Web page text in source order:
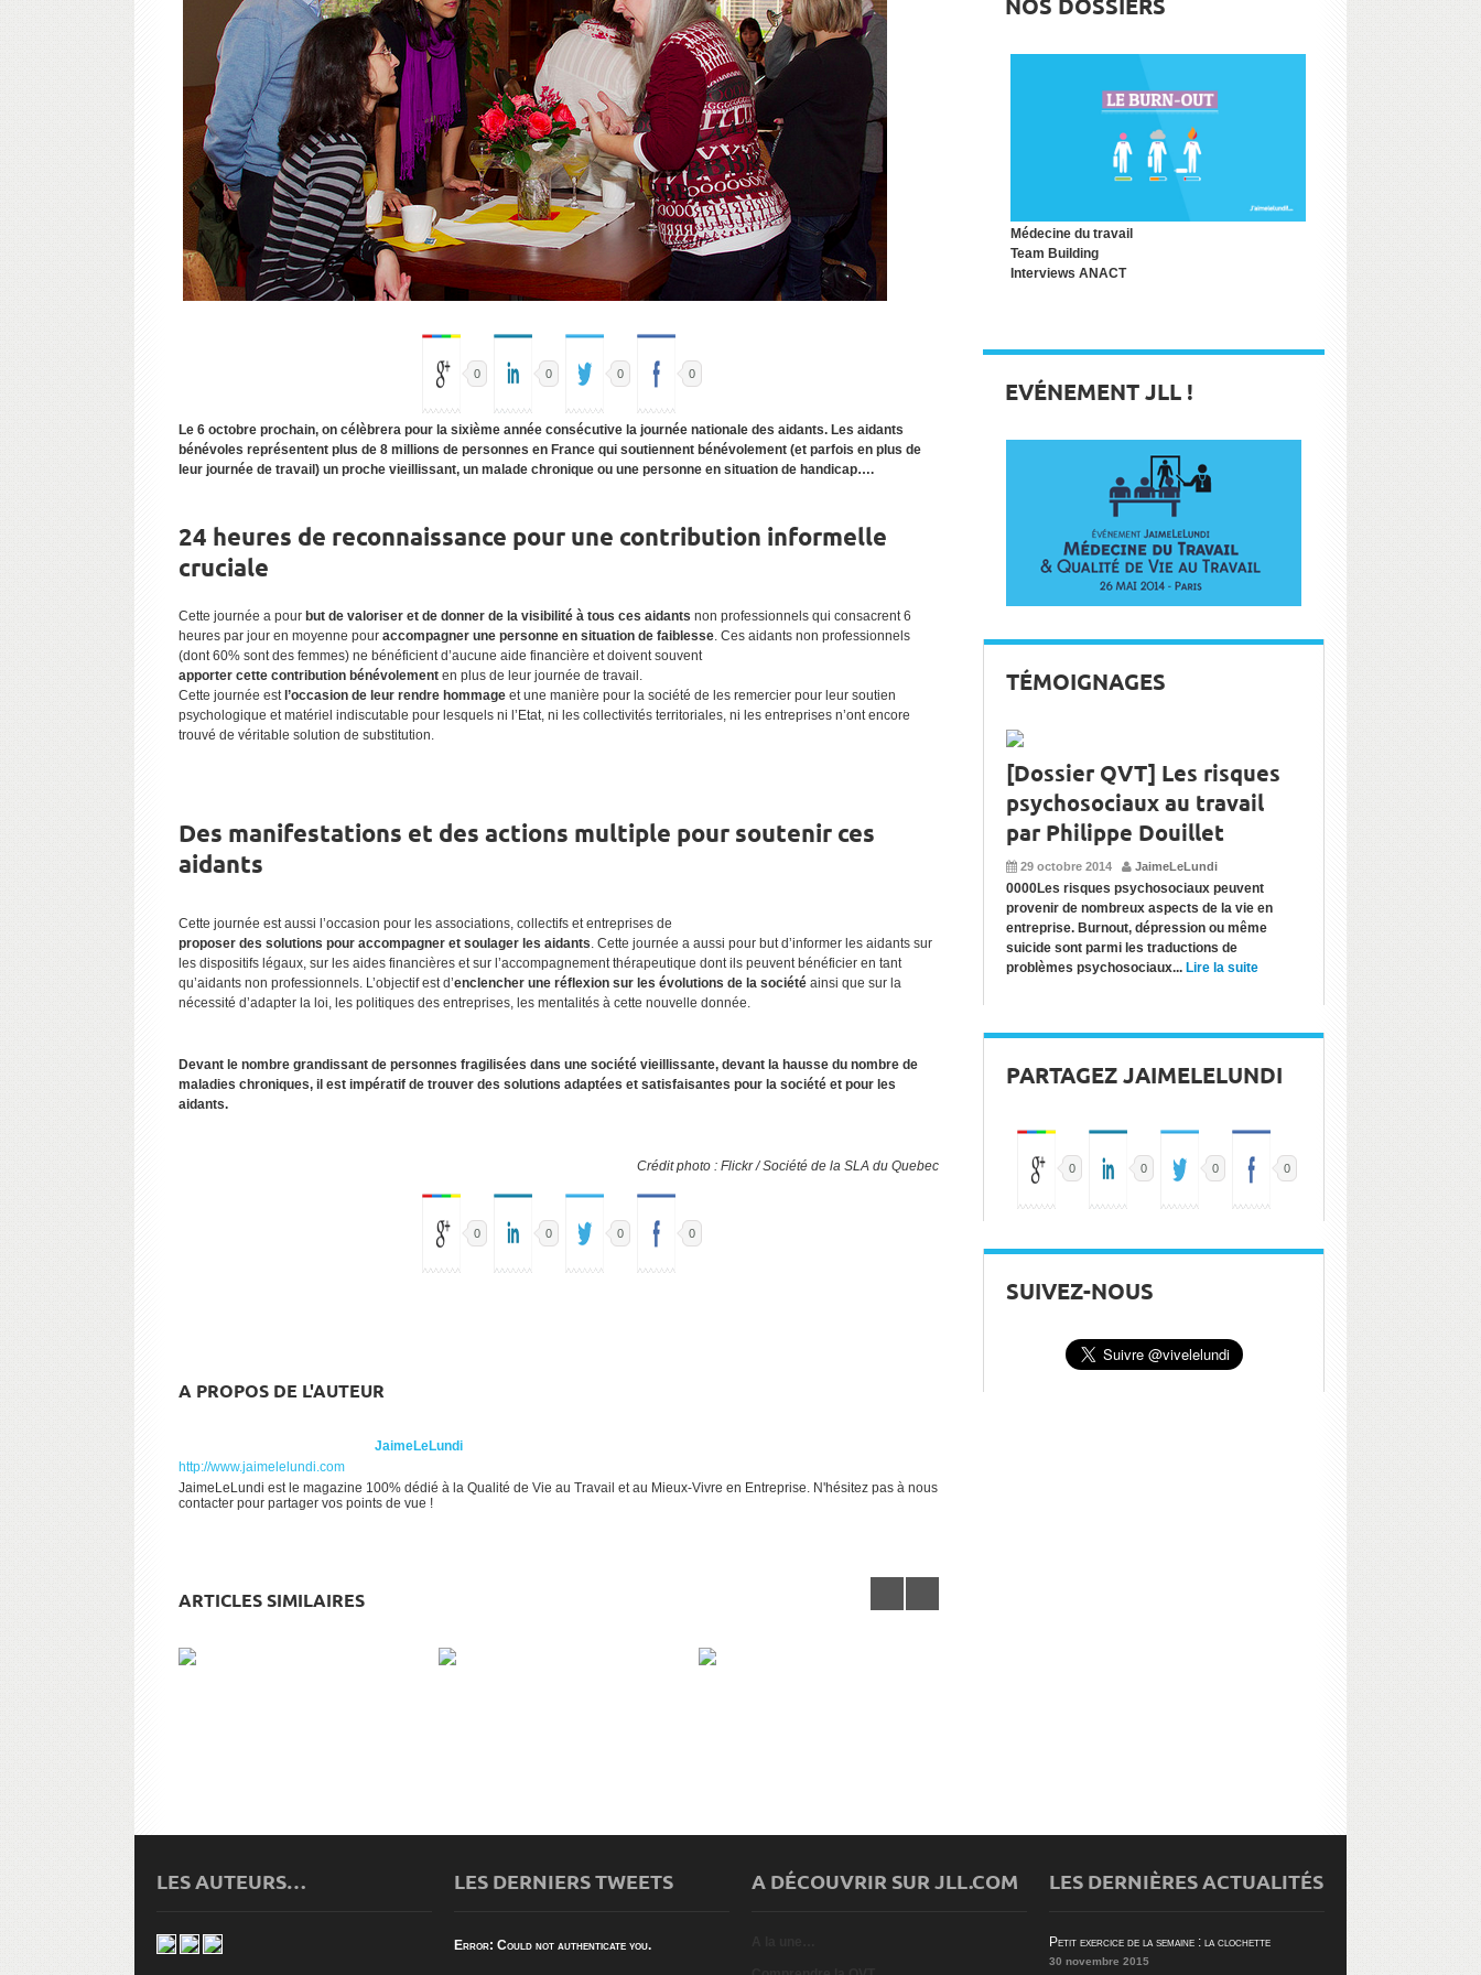
0 0 0 0
Le 6 octobre prochain, on célèbrera pour la sixième année consécutive la journée nationale des aidants. Les aidants
bénévoles représentent plus de 8 millions de personnes en France qui soutiennent bénévolement (et parfois en plus de
leur journée de travail) un proche vieillissant, un malade chronique ou une personne en situation de handicap….
24 heures de reconnaissance pour une contribution informelle
cruciale
Cette journée a pour but de valoriser et de donner de la visibilité à tous ces aidants non professionnels qui consacrent 6
heures par jour en moyenne pour accompagner une personne en situation de faiblesse. Ces aidants non professionnels
(dont 60% sont des femmes) ne bénéficient d’aucune aide financière et doivent souvent
apporter cette contribution bénévolement en plus de leur journée de travail.
Cette journée est l’occasion de leur rendre hommage et une manière pour la société de les remercier pour leur soutien
psychologique et matériel indiscutable pour lesquels ni l’Etat, ni les collectivités territoriales, ni les entreprises n’ont encore
trouvé de véritable solution de substitution.
Des manifestations et des actions multiple pour soutenir ces
aidants
Cette journée est aussi l’occasion pour les associations, collectifs et entreprises de
proposer des solutions pour accompagner et soulager les aidants. Cette journée a aussi pour but d’informer les aidants sur
les dispositifs légaux, sur les aides financières et sur l’accompagnement thérapeutique dont ils peuvent bénéficier en tant
qu’aidants non professionnels. L’objectif est d’enclencher une réflexion sur les évolutions de la société ainsi que sur la
nécessité d’adapter la loi, les politiques des entreprises, les mentalités à cette nouvelle donnée.
Devant le nombre grandissant de personnes fragilisées dans une société vieillissante, devant la hausse du nombre de
maladies chroniques, il est impératif de trouver des solutions adaptées et satisfaisantes pour la société et pour les
aidants.
Crédit photo : Flickr / Société de la SLA du Quebec
0 0 0 0
A PROPOS DE L'AUTEUR
JaimeLeLundi
http://www.jaimelelundi.com
JaimeLeLundi est le magazine 100% dédié à la Qualité de Vie au Travail et au Mieux-Vivre en Entreprise. N'hésitez pas à nous
contacter pour partager vos points de vue !
ARTICLES SIMILAIRES
Médecine du travail
Team Building
Interviews ANACT
EVÉNEMENT JLL !
TÉMOIGNAGES
[Dossier QVT] Les risques
psychosociaux au travail
par Philippe Douillet
29 octobre 2014 JaimeLeLundi
0000Les risques psychosociaux peuvent
provenir de nombreux aspects de la vie en
entreprise. Burnout, dépression ou même
suicide sont parmi les traductions de
problèmes psychosociaux... Lire la suite
PARTAGEZ JAIMELELUNDI
0 0 0 0
SUIVEZ-NOUS
LES AUTEURS… LES DERNIERS TWEETS
Error: Could not authenticate you.
A DÉCOUVRIR SUR JLL.COM LES DERNIÈRES ACTUALITÉS
Petit exercice de la semaine : la clochette
30 novembre 2015